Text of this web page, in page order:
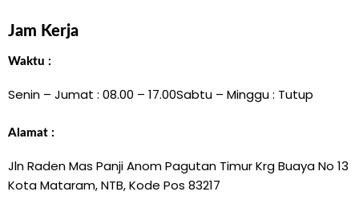
Jam Kerja
Waktu :
Senin – Jumat : 08.00 – 17.00Sabtu – Minggu : Tutup
Alamat :
Jln Raden Mas Panji Anom Pagutan Timur Krg Buaya No 13
Kota Mataram, NTB, Kode Pos 83217